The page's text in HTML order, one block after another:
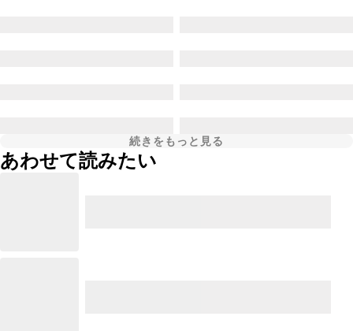
続きをもっと見る
あわせて読みたい